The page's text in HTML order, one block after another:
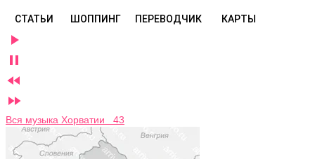
СТАТЬИ ШОППИНГ ПЕРЕВОДЧИК КАРТЫ




Вся музыка Хорватии 43